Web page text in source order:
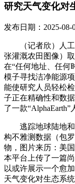
研究天气变化对
发布日期：2025-08-
（记者欣）人工
张灌溉农田图像）
在“任何地址、任何
模子寻找洁净能源
能使研究人员轻松
子正在精确性和数
了一款“AlphaEarth”
逃踪地球陆地和
构不雅测数据（包
物，图片来历：美
本平台上传了一篇
以或许展示一个愈
天气变化对生态系